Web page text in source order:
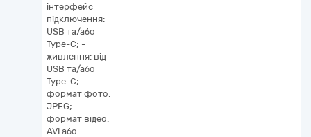
інтерфейс
підключення:
USB та/або
Type-C; -
живлення: від
USB та/або
Type-C; -
формат фото:
JPEG; -
формат відео:
AVI або